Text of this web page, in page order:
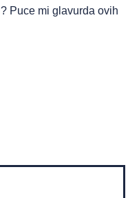
Puce mi glavurda ovih